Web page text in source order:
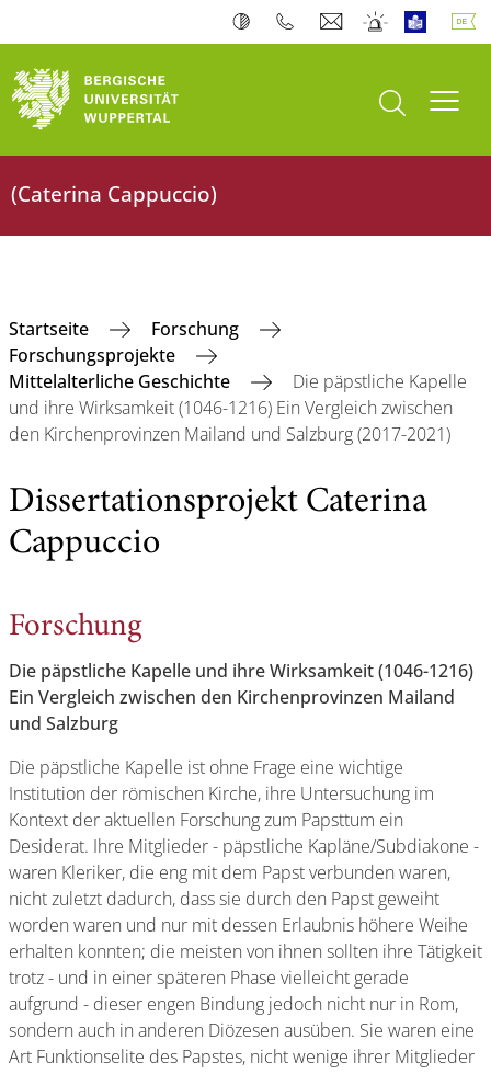
Suche öffnen
(Caterina Cappuccio)
Startseite
Forschung
Forschungsprojekte
Mittelalterliche Geschichte
Die päpstliche Kapelle
und ihre Wirksamkeit (1046-1216) Ein Vergleich zwischen
den Kirchenprovinzen Mailand und Salzburg (2017-2021)
Dissertationsprojekt Caterina
Cappuccio
Forschung
Die päpstliche Kapelle und ihre Wirksamkeit (1046-1216)
Ein Vergleich zwischen den Kirchenprovinzen Mailand
und Salzburg
Die päpstliche Kapelle ist ohne Frage eine wichtige
Institution der römischen Kirche, ihre Untersuchung im
Kontext der aktuellen Forschung zum Papsttum ein
Desiderat. Ihre Mitglie­der - päpstliche Kapläne/Subdiakone -
waren Kleriker, die eng mit dem Papst verbunden waren,
nicht zuletzt dadurch, dass sie durch den Papst geweiht
worden waren und nur mit dessen Erlaubnis höhere Weihe
erhalten konnten; die meisten von ihnen sollten ihre Tätig­keit
trotz - und in einer späteren Phase vielleicht gerade
aufgrund - dieser engen Bindung jedoch nicht nur in Rom,
sondern auch in anderen Diözesen ausüben. Sie waren eine
Art Funktionselite des Papstes, nicht wenige ihrer Mitglieder